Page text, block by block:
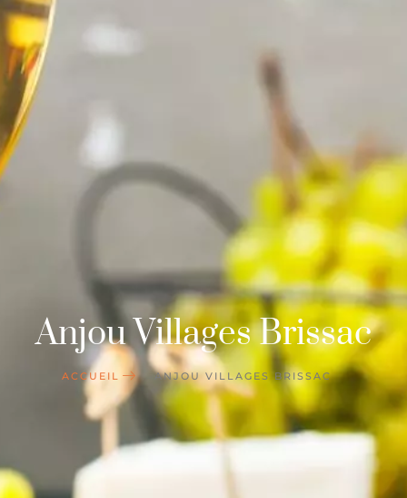
Anjou Villages Brissac
ACCUEIL ANJOU VILLAGES BRISSAC